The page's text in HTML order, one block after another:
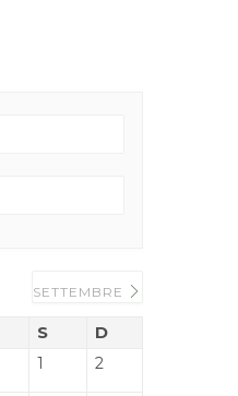
SETTEMBRE
S D
1 2